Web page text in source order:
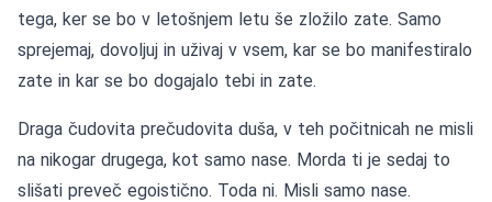
tega, ker se bo v letošnjem letu še zložilo zate. Samo
sprejemaj, dovoljuj in uživaj v vsem, kar se bo manifestiralo
zate in kar se bo dogajalo tebi in zate.
Draga čudovita prečudovita duša, v teh počitnicah ne misli
na nikogar drugega, kot samo nase. Morda ti je sedaj to
slišati preveč egoistično. Toda ni. Misli samo nase.